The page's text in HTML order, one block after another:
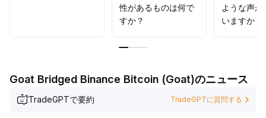
けることを推奨します。.
性があるものは何で
すか？
ような声が
いますか？
Goat Bridged Binance Bitcoin (Goat)のニュース
TradeGPTで要約 TradeGPTに質問する